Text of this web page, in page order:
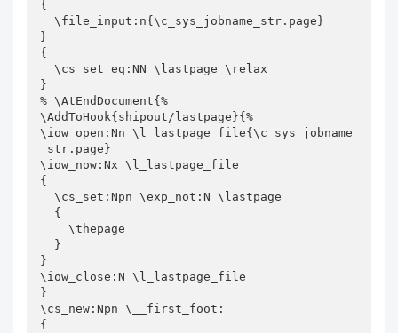
{
  \file_input:n{\c_sys_jobname_str.page}
}
{
  \cs_set_eq:NN \lastpage \relax
}
% \AtEndDocument{%
\AddToHook{shipout/lastpage}{%
\iow_open:Nn \l_lastpage_file{\c_sys_jobname
_str.page}
\iow_now:Nx \l_lastpage_file
{
  \cs_set:Npn \exp_not:N \lastpage
    \thepage
}
\iow_close:N \l_lastpage_file
}
\cs_new:Npn \__first_foot:
{